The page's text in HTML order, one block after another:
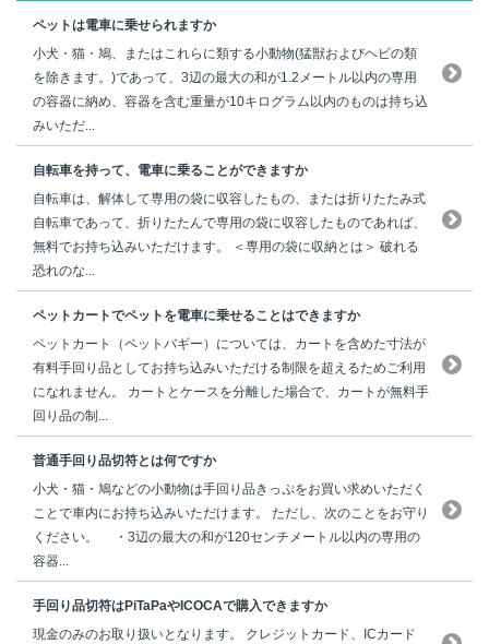
ペットは電車に乗せられますか
小犬・猫・鳩、またはこれらに類する小動物(猛獣およびヘビの類
を除きます。)であって、3辺の最大の和が1.2メートル以内の専用
の容器に納め、容器を含む重量が10キログラム以内のものは持ち込
みいただ...
自転車を持って、電車に乗ることができますか
自転車は、解体して専用の袋に収容したもの、または折りたたみ式
自転車であって、折りたたんで専用の袋に収容したものであれば、
無料でお持ち込みいただけます。 ＜専用の袋に収納とは＞ 破れる
恐れのな...
ペットカートでペットを電車に乗せることはできますか
ペットカート（ペットバギー）については、カートを含めた寸法が
有料手回り品としてお持ち込みいただける制限を超えるためご利用
になれません。 カートとケースを分離した場合で、カートが無料手
回り品の制...
普通手回り品切符とは何ですか
小犬・猫・鳩などの小動物は手回り品きっぷをお買い求めいただく
ことで車内にお持ち込みいただけます。 ただし、次のことをお守り
ください。 ・3辺の最大の和が120センチメートル以内の専用の
容器...
手回り品切符はPiTaPaやICOCAで購入できますか
現金のみのお取り扱いとなります。 クレジットカード、ICカード